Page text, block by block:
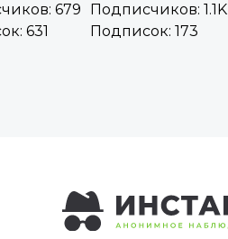
679
631
Подписчиков: 1.1K
Подписок: 173